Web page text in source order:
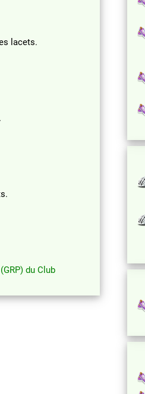
lacets.
du Club